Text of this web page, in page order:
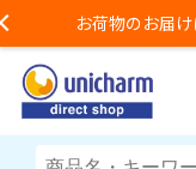
お荷物のお届